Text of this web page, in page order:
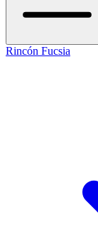
Rincón Fucsia